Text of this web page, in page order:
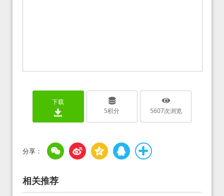
下载
5积分 5607次浏览
相关推荐